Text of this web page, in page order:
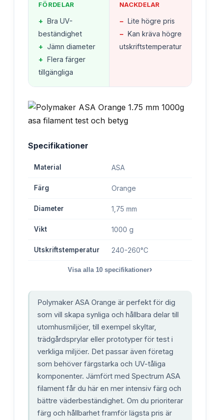
FÖRDELAR
+ Bra UV-
beständighet
+ Jämn diameter
+ Flera färger
tillgängliga
NACKDELAR
− Lite högre pris
− Kan kräva högre
utskriftstemperatur
Specifikationer
Material ASA
Färg Orange
Diameter 1,75 mm
Vikt 1000 g
Utskriftstemperatur 240-260°C
Visa alla 10 specifikationer›
Polymaker ASA Orange är perfekt för dig
som vill skapa synliga och hållbara delar till
utomhusmiljöer, till exempel skyltar,
trädgårdsprylar eller prototyper för test i
verkliga miljöer. Det passar även företag
som behöver färgstarka och UV-tåliga
komponenter. Jämfört med Spectrum ASA
filament får du här en mer intensiv färg och
bättre väderbeständighet. Om du prioriterar
färg och hållbarhet framför lägsta pris är